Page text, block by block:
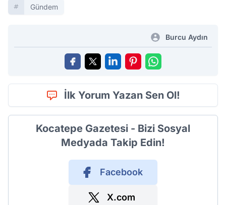
Gündem
Burcu Aydın
İlk Yorum Yazan Sen Ol!
Kocatepe Gazetesi - Bizi Sosyal
Medyada Takip Edin!
Facebook
X.com